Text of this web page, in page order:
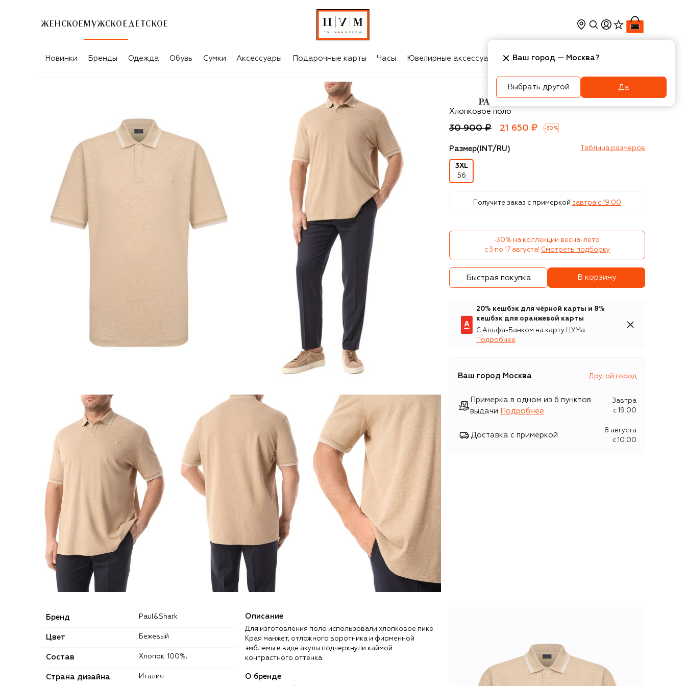
ЖЕНСКОЕ МУЖСКОЕ ДЕТСКОЕ
Новинки Бренды Одежда Обувь Сумки Аксессуары Подарочные карты Часы Ювелирные аксессуары Косметика Интерьер
Paul&Shark
Хлопковое поло
30 900 ₽ 21 650 ₽ -30 %
Размер(INT/RU) Таблица размеров
3XL
56
Получите заказ с примеркой завтра c 19:00
-30% на коллекции весна-лето
с 3 по 17 августа! Смотреть подборку
Быстрая покупка В корзину
20% кешбэк для чёрной карты и 8%
кешбэк для оранжевой карты
С Альфа-Банком на карту ЦУМа
Подробнее
Ваш город Москва Другой город
Примерка в одном из 6 пунктов
выдачи
Подробнее
Завтра
c 19:00
Доставка с примеркой
8 августа
c 10:00
Бренд Paul&Shark
Цвет Бежевый
Состав Хлопок: 100%;
Страна дизайна Италия
Описание
Для изготовления поло использовали хлопковое пике.
Края манжет, отложного воротника и фирменной
эмблемы в виде акулы подчеркнули каймой
контрастного оттенка.
О бренде
Ваш город — Москва?
Выбрать другой Да